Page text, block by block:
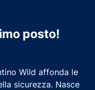
posto!
Wild affonda le
sicurezza. Nasce